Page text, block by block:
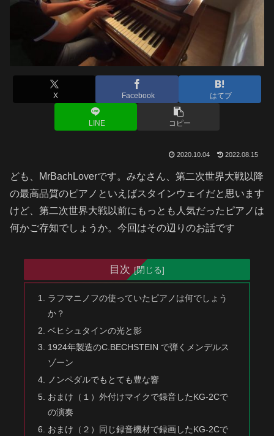
X Facebook はてブ
LINE コピー
2020.10.04 2022.08.15
ども、MrBachLoverです。みなさん、第二次世界大戦以降
の最高品質のピアノといえばスタインウェイだと思います
けど、第二次世界大戦以前にもっとも人気だったピアノは
何かご存知でしょうか。今回はその辺りのお話です
目次
ラフマニノフの使っていたピアノは何でしょう
か？
ベヒシュタインの光と影
1924年製造のC.BECHSTEIN で弾くメンデルス
ゾーン
ノンペダルでもとても豊な響
おまけ（１）外付けマイクで録音したKG-2Cで
の演奏
おまけ（２）同じ録音機材で録画したKG-2Cで